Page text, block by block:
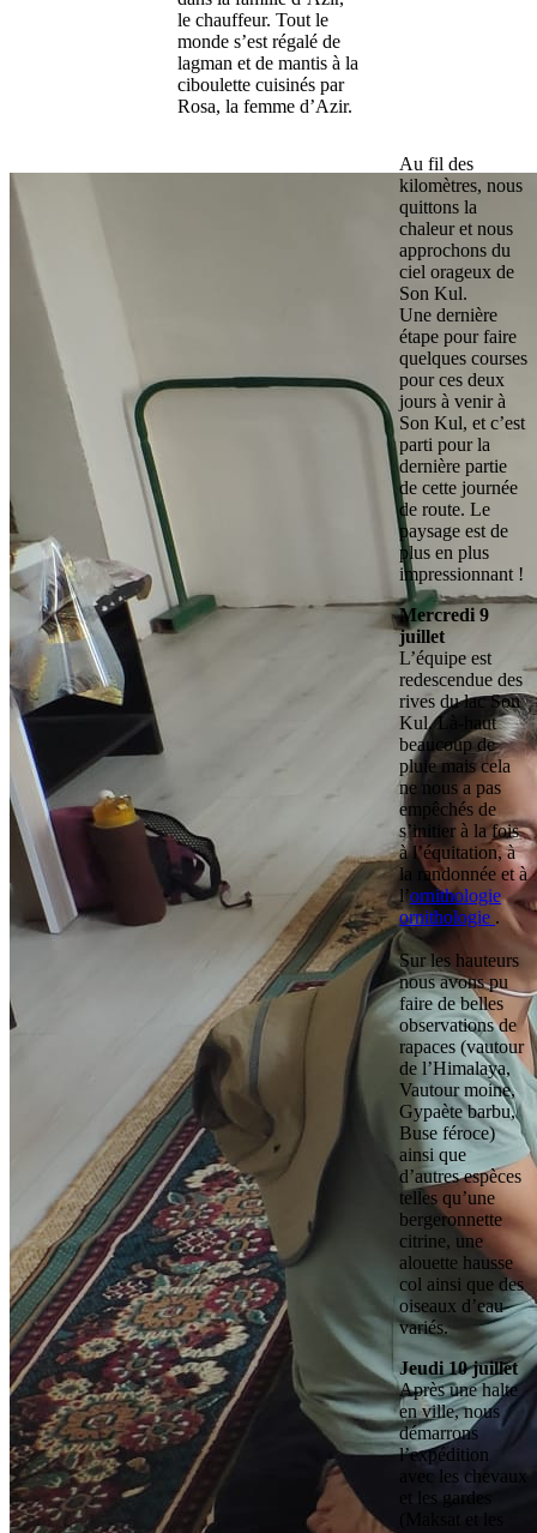
le chauffeur. Tout le
monde s’est régalé de
lagman et de mantis à la
ciboulette cuisinés par
Rosa, la femme d’Azir.
Au fil des
kilomètres, nous
quittons la
chaleur et nous
approchons du
ciel orageux de
Son Kul.
Une dernière
étape pour faire
quelques courses
pour ces deux
jours à venir à
Son Kul, et c’est
parti pour la
dernière partie
de cette journée
de route. Le
paysage est de
plus en plus
impressionnant !
Mercredi 9
juillet
L’équipe est
redescendue des
rives du lac Son
Kul. Là-haut
beaucoup de
pluie mais cela
ne nous a pas
empêchés de
s’initier à la fois
à l’équitation, à
la randonnée et à
l’ornithologie
ornithologie .
Sur les hauteurs
nous avons pu
faire de belles
observations de
rapaces (vautour
de l’Himalaya,
Vautour moine,
Gypaète barbu,
Buse féroce)
ainsi que
d’autres espèces
telles qu’une
bergeronnette
citrine, une
alouette hausse
col ainsi que des
oiseaux d’eau
variés.
Jeudi 10 juillet
Après une halte
en ville, nous
démarrons
l’expédition
avec les chevaux
et les gardes
(Maksat et les